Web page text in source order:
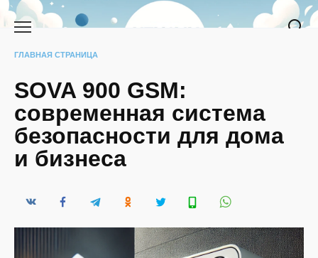
Перейти
ГЛАВНАЯ СТРАНИЦА
SOVA 900 GSM:
современная система
безопасности для дома
и бизнеса